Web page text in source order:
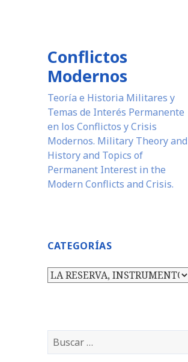
Conflictos
Modernos
Teoría e Historia Militares y
Temas de Interés Permanente
en los Conflictos y Crisis
Modernos. Military Theory and
History and Topics of
Permanent Interest in the
Modern Conflicts and Crisis.
CATEGORÍAS
Categorías
Buscar: